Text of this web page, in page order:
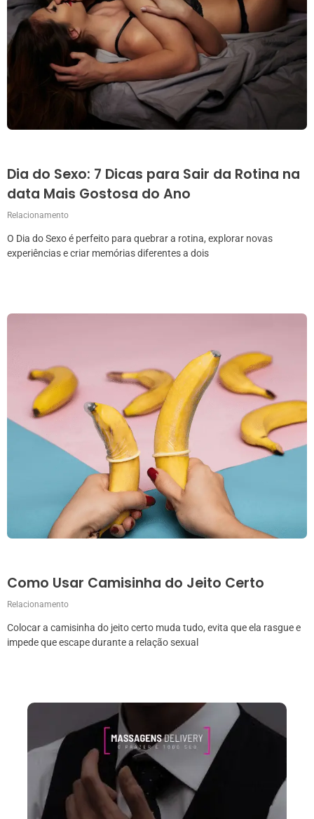
Dia do Sexo: 7 Dicas para Sair da Rotina na
data Mais Gostosa do Ano
Relacionamento
O Dia do Sexo é perfeito para quebrar a rotina, explorar novas
experiências e criar memórias diferentes a dois
Como Usar Camisinha do Jeito Certo
Relacionamento
Colocar a camisinha do jeito certo muda tudo, evita que ela rasgue e
impede que escape durante a relação sexual